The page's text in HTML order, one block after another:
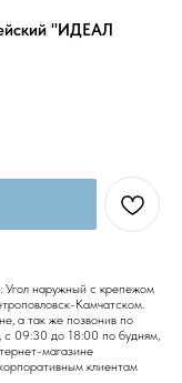
"ИДЕАЛ
Угол наружный с крепежом
Камчатском.
а так же позвонив по
09:30 до 18:00 по будням,
магазине
клиентам